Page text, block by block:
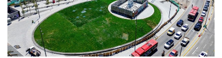
Programas Radio y TV Usach